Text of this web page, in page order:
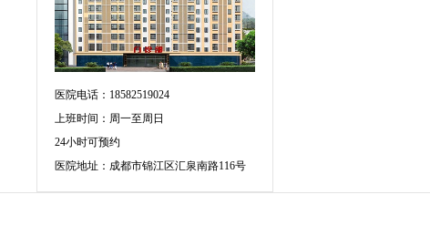
医院电话：18582519024
上班时间：周一至周日
24小时可预约
医院地址：成都市锦江区汇泉南路116号